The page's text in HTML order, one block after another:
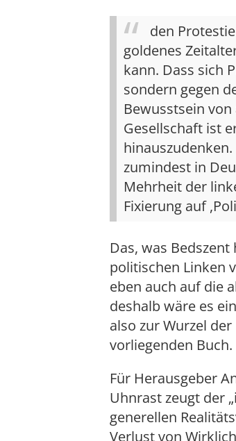
den
goldenes
kann. Dass sich
sondern gegen
Bewusstsein
Gesellschaft ist
zumindest in
Mehrheit der
Fixierung auf
Das, was
politischen Linken
eben auch auf die
deshalb wäre es
also zur Wurzel
vorliegenden Buch.
Für Herausgeber
Uhnrast zeugt der
generellen
Verlust von